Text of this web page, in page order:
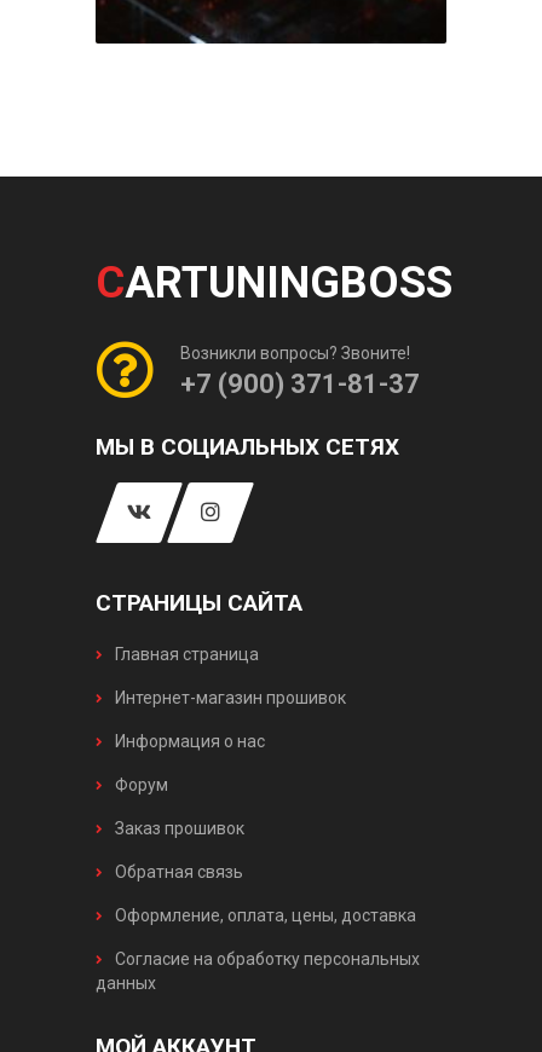
CARTUNINGBOSS
Возникли вопросы? Звоните!
+7 (900) 371-81-37
МЫ В СОЦИАЛЬНЫХ СЕТЯХ
СТРАНИЦЫ САЙТА
Главная страница
Интернет-магазин прошивок
Информация о нас
Форум
Заказ прошивок
Обратная связь
Оформление, оплата, цены, доставка
Согласие на обработку персональных
данных